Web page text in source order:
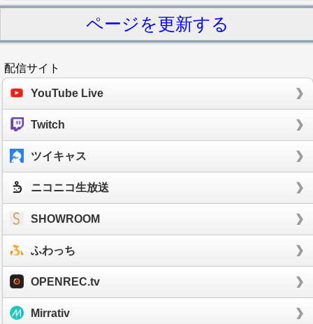
ページを更新する
配信サイト
YouTube Live
Twitch
ツイキャス
ニコニコ生放送
SHOWROOM
ふわっち
OPENREC.tv
Mirrativ